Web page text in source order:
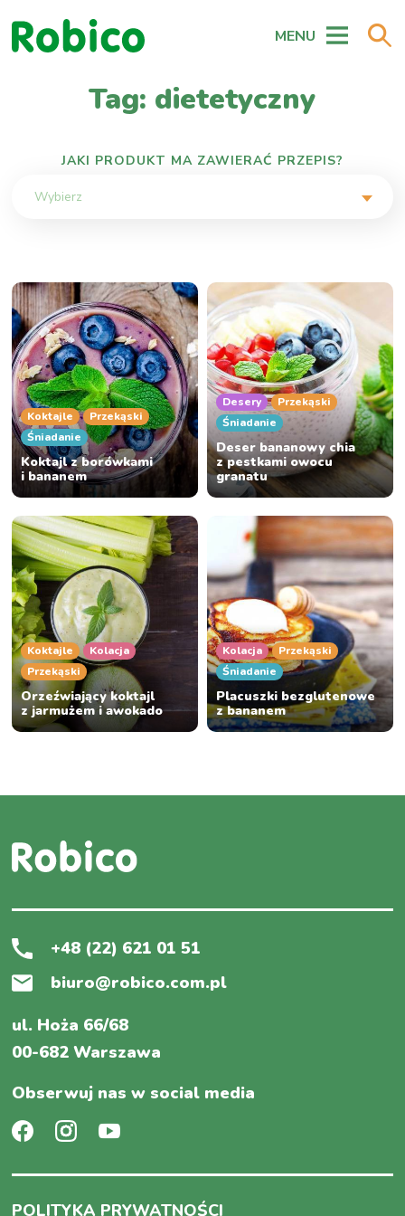
MENU
Tag: dietetyczny
JAKI PRODUKT MA ZAWIERAĆ PRZEPIS?
Wybierz
Koktajle
Przekąski
Śniadanie
Koktajl z borówkami
i bananem
Desery
Przekąski
Śniadanie
Deser bananowy chia
z pestkami owocu
granatu
Koktajle
Kolacja
Przekąski
Orzeźwiający koktajl
z jarmużem i awokado
Kolacja
Przekąski
Śniadanie
Placuszki bezglutenowe
z bananem
+48 (22) 621 01 51
biuro@robico.com.pl
ul. Hoża 66/68
00-682 Warszawa
Obserwuj nas w social media
POLITYKA PRYWATNOŚCI